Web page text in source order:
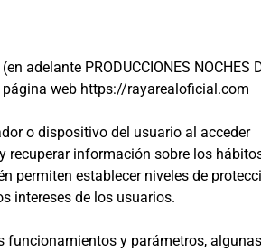
(en adelante PRODUCCIONES
web https://rayarealoficial.com
o dispositivo del usuario al acceder
información sobre los
permiten establecer niveles de
intereses de los usuarios.
y parámetros,